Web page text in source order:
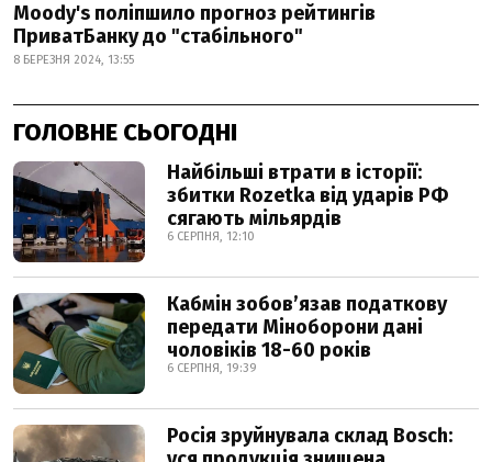
Moody's поліпшило прогноз рейтингів
ПриватБанку до "стабільного"
8 БЕРЕЗНЯ 2024, 13:55
ГОЛОВНЕ СЬОГОДНІ
Найбільші втрати в історії:
збитки Rozetka від ударів РФ
сягають мільярдів
6 СЕРПНЯ, 12:10
Кабмін зобовʼязав податкову
передати Міноборони дані
чоловіків 18-60 років
6 СЕРПНЯ, 19:39
Росія зруйнувала склад Bosch: